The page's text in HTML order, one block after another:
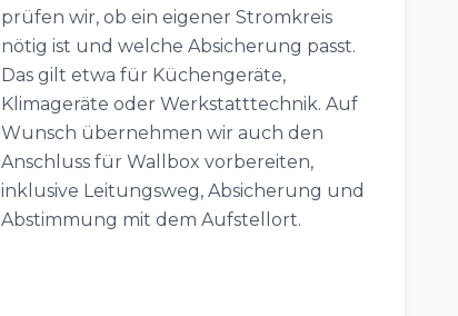
prüfen wir, ob ein eigener Stromkreis
nötig ist und welche Absicherung passt.
Das gilt etwa für Küchengeräte,
Klimageräte oder Werkstatttechnik. Auf
Wunsch übernehmen wir auch den
Anschluss für Wallbox vorbereiten,
inklusive Leitungsweg, Absicherung und
Abstimmung mit dem Aufstellort.